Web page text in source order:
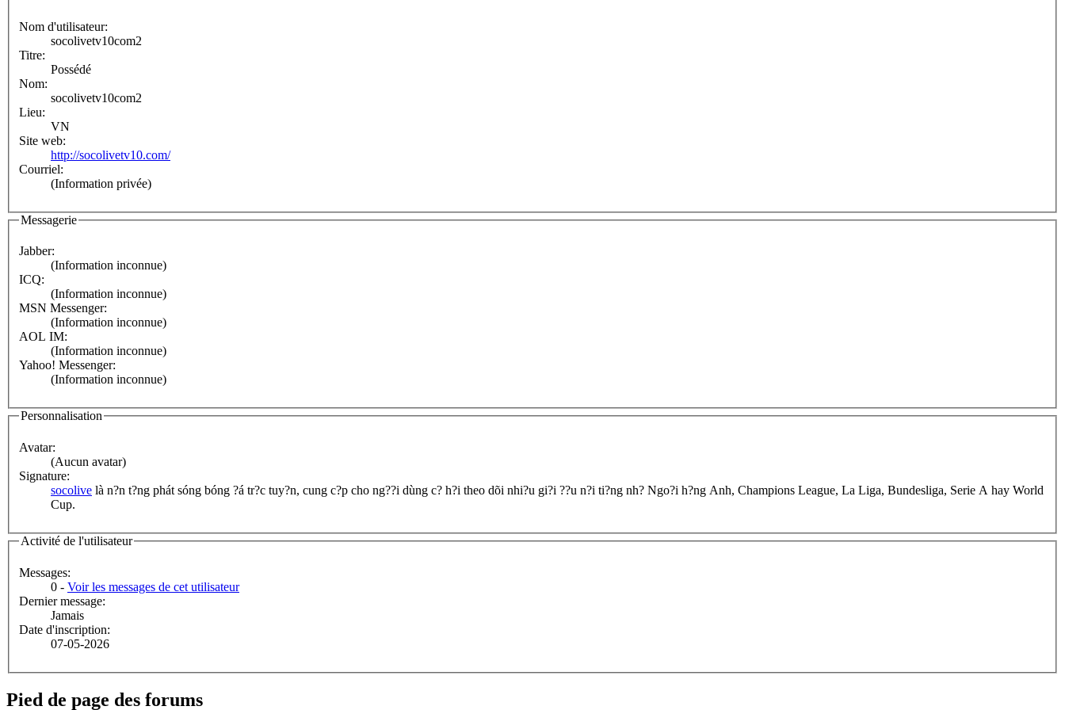
Nom d'utilisateur:
socolivetv10com2
Titre:
Possédé
Nom:
socolivetv10com2
Lieu:
VN
Site web:
http://socolivetv10.com/
Courriel:
(Information privée)
Messagerie
Jabber:
(Information inconnue)
ICQ:
(Information inconnue)
MSN Messenger:
(Information inconnue)
AOL IM:
(Information inconnue)
Yahoo! Messenger:
(Information inconnue)
Personnalisation
Avatar:
(Aucun avatar)
Signature:
socolive là n?n t?ng phát sóng bóng ?á tr?c tuy?n, cung c?p cho ng??i dùng c? h?i theo dõi nhi?u gi?i ??u n?i ti?ng nh? Ngo?i h?ng Anh, Champions League, La Liga, Bundesliga, Serie A hay World
Cup.
Activité de l'utilisateur
Messages:
0 - Voir les messages de cet utilisateur
Dernier message:
Jamais
Date d'inscription:
07-05-2026
Pied de page des forums